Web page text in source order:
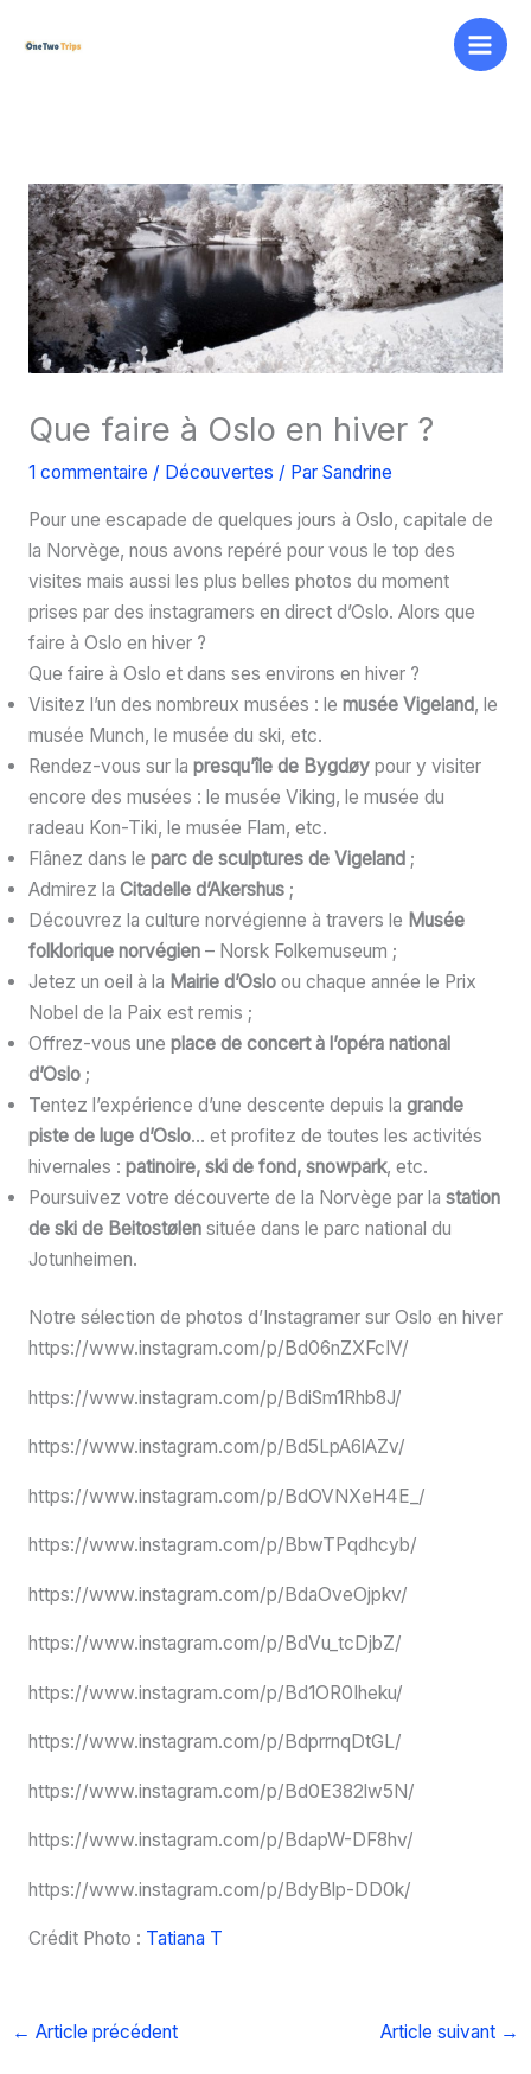
Que faire à Oslo en hiver ?
1 commentaire / Découvertes / Par Sandrine
Pour une escapade de quelques jours à Oslo, capitale de
la Norvège, nous avons repéré pour vous le top des
visites mais aussi les plus belles photos du moment
prises par des instagramers en direct d’Oslo. Alors que
faire à Oslo en hiver ?
Que faire à Oslo et dans ses environs en hiver ?
Visitez l’un des nombreux musées : le musée Vigeland, le
musée Munch, le musée du ski, etc.
Rendez-vous sur la presqu’île de Bygdøypour y visiter
encore des musées : le musée Viking, le musée du
radeau Kon-Tiki, le musée Flam, etc.
Flânez dans le parc de sculptures de Vigeland;
Admirez la Citadelle d’Akershus;
Découvrez la culture norvégienne à travers le Musée
folklorique norvégien– Norsk Folkemuseum ;
Jetez un oeil à la Mairie d’Osloou chaque année le Prix
Nobel de la Paix est remis ;
Offrez-vous une place de concert à l’opéra national
d’Oslo;
Tentez l’expérience d’une descente depuis la grande
piste de luge d’Oslo… et profitez de toutes les activités
hivernales : patinoire, ski de fond, snowpark, etc.
Poursuivez votre découverte de la Norvège par la station
de ski de Beitostølensituée dans le parc national du
Jotunheimen.
Notre sélection de photos d’Instagramer sur Oslo en hiver
https://www.instagram.com/p/Bd06nZXFcIV/
https://www.instagram.com/p/BdiSm1Rhb8J/
https://www.instagram.com/p/Bd5LpA6lAZv/
https://www.instagram.com/p/BdOVNXeH4E_/
https://www.instagram.com/p/BbwTPqdhcyb/
https://www.instagram.com/p/BdaOveOjpkv/
https://www.instagram.com/p/BdVu_tcDjbZ/
https://www.instagram.com/p/Bd1OR0Iheku/
https://www.instagram.com/p/BdprrnqDtGL/
https://www.instagram.com/p/Bd0E382lw5N/
https://www.instagram.com/p/BdapW-DF8hv/
https://www.instagram.com/p/BdyBlp-DD0k/
Crédit Photo : Tatiana T
← Article précédent Article suivant →